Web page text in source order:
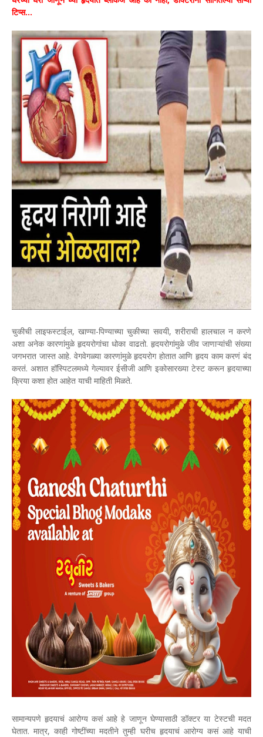
टिप्स...
चुकीची लाइफस्टाईल, खाण्या-पिण्याच्या चुकीच्या सवयी, शरीराची हालचाल न करणे
अशा अनेक कारणांमुळे हृदयरोगांचा धोका वाढतो. हृदयरोगांमुळे जीव जाणाऱ्यांची संख्या
जगभरात जास्त आहे. वेगवेगळ्या कारणांमुळे हृदयरोग होतात आणि हृदय काम करणं बंद
करतं. अशात हॉस्पिटलमध्ये गेल्यावर ईसीजी आणि इकोसारख्या टेस्ट करून हृदयाच्या
क्रिया कशा होत आहेत याची माहिती मिळते.
सामान्यपणे हृदयाचं आरोग्य कसं आहे हे जाणून घेण्यासाठी डॉक्टर या टेस्टची मदत
घेतात. मात्र, काही गोष्टींच्या मदतीने तुम्ही घरीच हृदयाचं आरोग्य कसं आहे याची